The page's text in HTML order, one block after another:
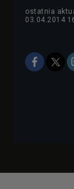
ostatnia
03.04.2014